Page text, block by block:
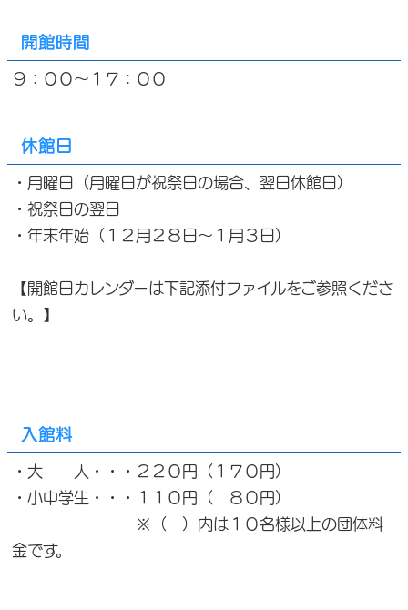
開館時間
９：００～１７：００
休館日
・月曜日（月曜日が祝祭日の場合、翌日休館日）
・祝祭日の翌日
・年末年始（１２月２８日～１月３日）
【開館日カレンダーは下記添付ファイルをご参照くださ
い。】
入館料
・大 人・・・２２０円（１７０円）
・小中学生・・・１１０円（ ８０円）
※（ ）内は１０名様以上の団体料
金です。